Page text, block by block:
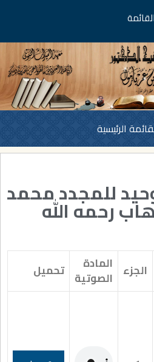
القائمة
الرئيسية
للمجدد محمد
رحمه الله
الجزء المادة
الصوتية تحميل